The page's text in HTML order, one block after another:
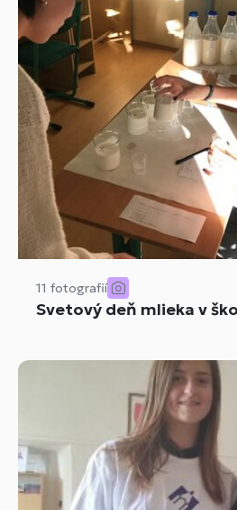
11 fotografií
Svetový deň mlieka v